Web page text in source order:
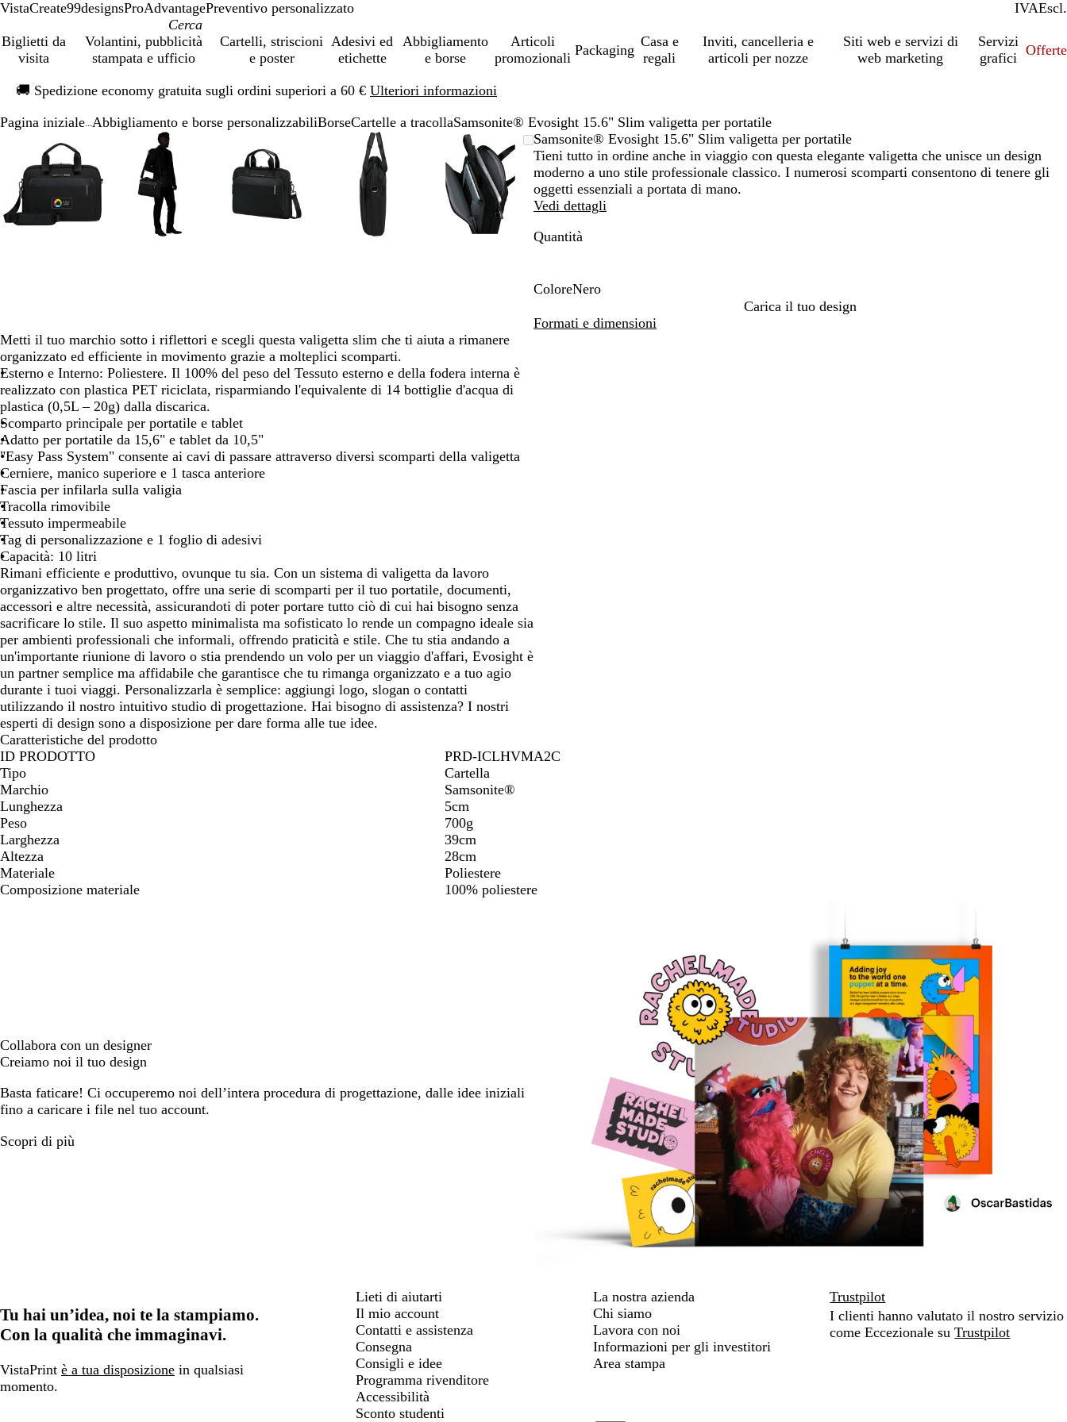
VistaCreate99designsProAdvantagePreventivo personalizzato IVAIncl.
Escl.
Biglietti da
visita
Volantini, pubblicità
stampata e ufficio
Cartelli, striscioni
e poster
Adesivi ed
etichette
Abbigliamento
e borse
Articoli
promozionali
Packaging
Casa e
regali
Inviti, cancelleria e
articoli per nozze
Siti web e servizi di
web marketing
Servizi
grafici
Offerte
🚚 Spedizione economy gratuita sugli ordini superiori a 60 € Ulteriori informazioni
1
Pagina iniziale Abbigliamento e borse personalizzabiliBorseCartelle a tracollaSamsonite® Evosight 15.6" Slim valigetta per portatile
può
essere
ingrandita
a
minimo
per
allargare
i
comandi
e
+
frecce
per
spostarti
L’immagine
può
essere
ingrandita
Ingrandito
minimo
Clicca
per
allargare
Usa
comandi
+
e
+
per
frecce
per
spostarti
può
essere
ingrandita
a
minimo
per
allargare
i
comandi
+
+
frecce
per
spostarti
L’immagine
può
essere
ingrandita
Ingrandito
a
minimo
Clicca
per
allargare
Usa
i
comandi
+
per
frecce
per
spostarti
L’immagine
può
essere
ingrandita
Ingrandito
a
minimo
per
allargare
i
comandi
+
e
+
per
frecce
spostarti
Samsonite® Evosight 15.6" Slim valigetta per portatile
Tieni tutto in ordine anche in viaggio con questa elegante valigetta che unisce un design
moderno a uno stile professionale classico. I numerosi scomparti consentono di tenere gli
oggetti essenziali a portata di mano.
Vedi dettagli
Quantità
ColoreNero
e
Carica il tuo design
Formati e dimensioni
Metti il tuo marchio sotto i riflettori e scegli questa valigetta slim che ti aiuta a rimanere
organizzato ed efficiente in movimento grazie a molteplici scomparti.
Esterno e Interno: Poliestere. Il 100% del peso del Tessuto esterno e della fodera interna è
realizzato con plastica PET riciclata, risparmiando l'equivalente di 14 bottiglie d'acqua di
plastica (0,5L – 20g) dalla discarica.
Scomparto principale per portatile e tablet
Adatto per portatile da 15,6" e tablet da 10,5"
"Easy Pass System" consente ai cavi di passare attraverso diversi scomparti della valigetta
Cerniere, manico superiore e 1 tasca anteriore
Fascia per infilarla sulla valigia
Tracolla rimovibile
Tessuto impermeabile
Tag di personalizzazione e 1 foglio di adesivi
Capacità: 10 litri
Rimani efficiente e produttivo, ovunque tu sia. Con un sistema di valigetta da lavoro
organizzativo ben progettato, offre una serie di scomparti per il tuo portatile, documenti,
accessori e altre necessità, assicurandoti di poter portare tutto ciò di cui hai bisogno senza
sacrificare lo stile. Il suo aspetto minimalista ma sofisticato lo rende un compagno ideale sia
per ambienti professionali che informali, offrendo praticità e stile. Che tu stia andando a
un'importante riunione di lavoro o stia prendendo un volo per un viaggio d'affari, Evosight è
un partner semplice ma affidabile che garantisce che tu rimanga organizzato e a tuo agio
durante i tuoi viaggi. Personalizzarla è semplice: aggiungi logo, slogan o contatti
utilizzando il nostro intuitivo studio di progettazione. Hai bisogno di assistenza? I nostri
esperti di design sono a disposizione per dare forma alle tue idee.
Caratteristiche del prodotto
ID PRODOTTO
PRD-ICLHVMA2C
Tipo
Cartella
Marchio
Samsonite®
Lunghezza
5cm
Peso
700g
Larghezza
39cm
Altezza
28cm
Materiale
Poliestere
Composizione materiale
100% poliestere
Collabora con un designer
Creiamo noi il tuo design
Basta faticare! Ci occuperemo noi dell’intera procedura di progettazione, dalle idee iniziali
fino a caricare i file nel tuo account.
Scopri di più
Tu hai un’idea, noi te la stampiamo.
Con la qualità che immaginavi.
VistaPrint è a tua disposizione in qualsiasi
momento.
Lieti di aiutarti
Il mio account
Contatti e assistenza
Consegna
Consigli e idee
Programma rivenditore
Accessibilità
Sconto studenti
La nostra azienda
Chi siamo
Lavora con noi
Informazioni per gli investitori
Area stampa
Trustpilot
I clienti hanno valutato il nostro servizio
come Eccezionale suTrustpilot